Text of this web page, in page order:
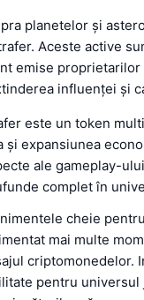
planetelor și
Aceste active
emise
influenței și
este un token
și expansiunea
ale gameplay-
complet în
cheie
mai multe
criptomonedelor.
pentru